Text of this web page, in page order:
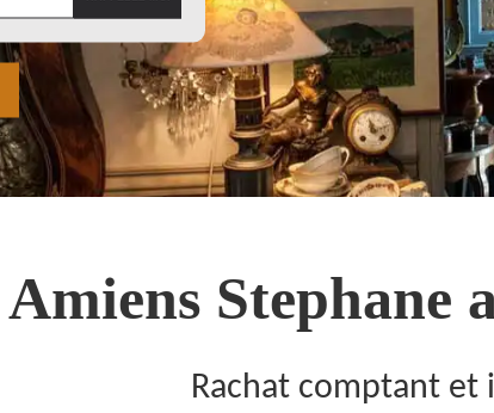
Amiens Stephane
Rachat comptant et